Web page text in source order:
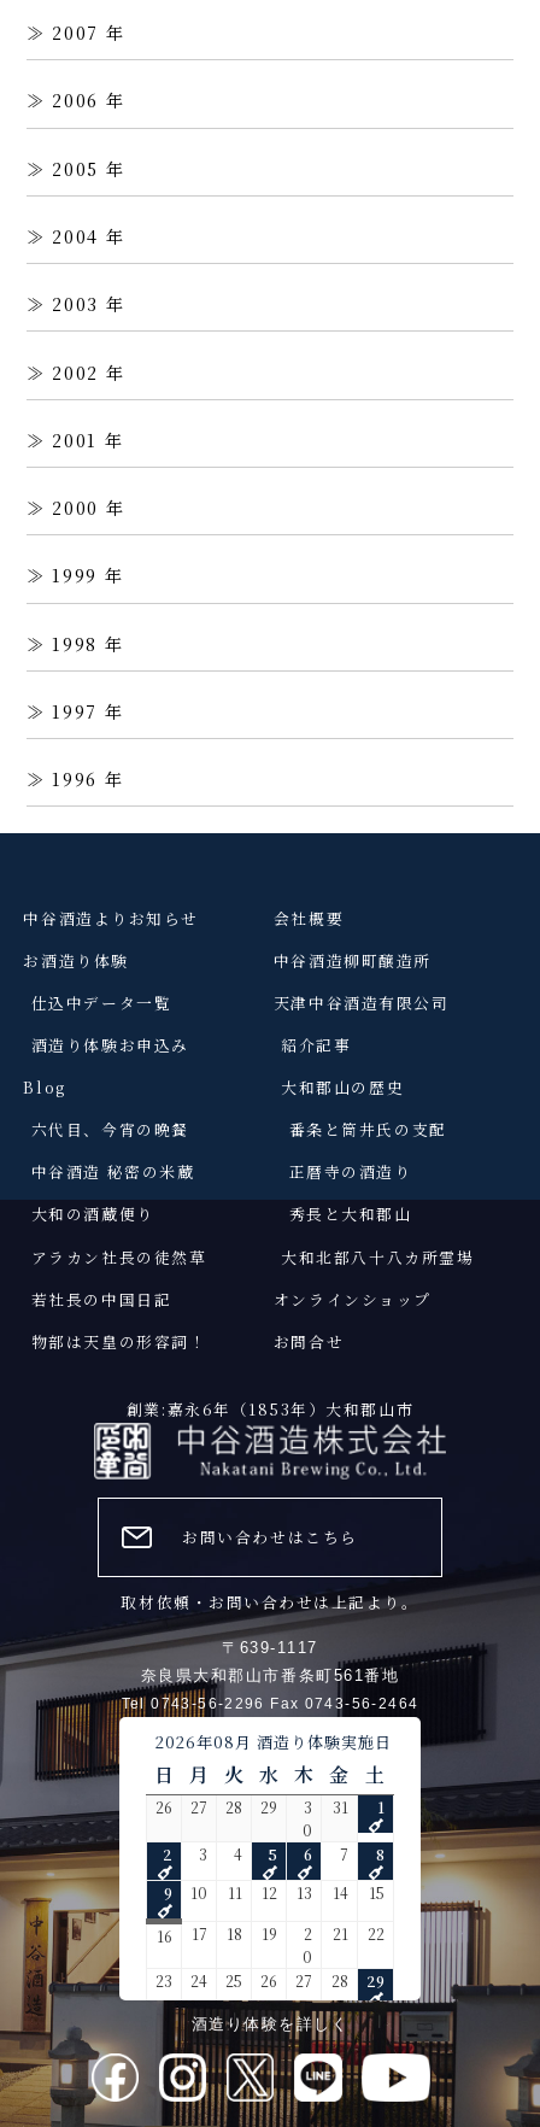
2007
2006
2005
2004
2003
2002
2001
2000
1999
1998
1997
1996
中谷酒造よりお知らせ
お酒造り体験
仕込中データ一覧
酒造り体験お申込み
Blog
六代目、今宵の晩餐
中谷酒造 秘密の米蔵
大和の酒蔵便り
アラカン社長の徒然草
若社長の中国日記
物部は天皇の形容詞 ！
会社概要
中谷酒造柳町醸造所
天津中谷酒造有限公司
紹介記事
大和郡山の歴史
番条と筒井氏の支配
正暦寺の酒造り
秀長と大和郡山
大和北部八十八カ所霊場
オンラインショップ
お問合せ
創業:嘉永6年（1853年）大和郡山市
お問い合わせはこちら
取材依頼・お問い合わせは上記より。
〒639-1117
奈良県大和郡山市番条町561番地
Tel 0743-56-2296 Fax 0743-56-2464
酒造り体験を詳しく